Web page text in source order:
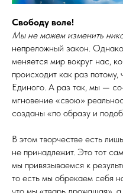
Свободу воле!
Мы не можем изменить
непреложный закон.
меняется мир вокруг нас,
происходит как раз
Единого. А раз так, мы —
мгновение «свою»
созданы «по образу и
В этом творчестве есть
не принадлежит. Это тот
мы привязываемся к
то есть мы обрекаем себя